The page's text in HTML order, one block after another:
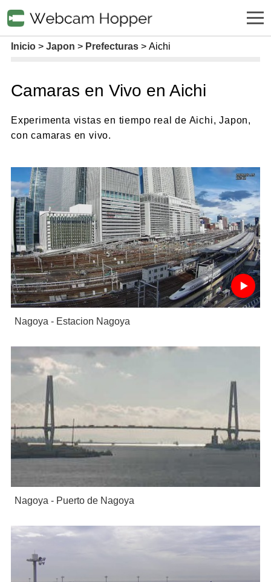
Inicio Japon Prefecturas Aichi
Camaras en Vivo en Aichi
Experimenta vistas en tiempo real de Aichi, Japon,
con camaras en vivo.
Nagoya - Estacion Nagoya
Nagoya - Puerto de Nagoya